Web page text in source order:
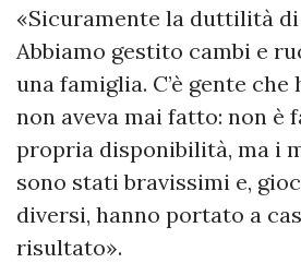
«Sicuramente la duttilità di
Abbiamo gestito cambi e
una famiglia. C’è gente
non aveva mai fatto: non è
propria disponibilità, ma i
sono stati bravissimi e,
diversi, hanno portato a
risultato».